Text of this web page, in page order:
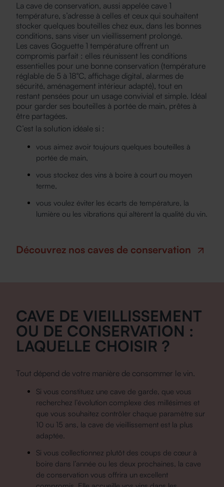
La cave de conservation, aussi appelée cave 1
température, s’adresse à celles et ceux qui souhaitent
stocker quelques bouteilles chez eux, dans les bonnes
conditions, sans viser un vieillissement prolongé.
Les caves Goguette 1 température offrent un
compromis parfait : elles réunissent les conditions
essentielles pour une bonne conservation (température
réglable de 5 à 18°C, affichage digital, alarmes de
sécurité, aménagement intérieur adapté), tout en
restant pensées pour un usage convivial et simple. Idéal
pour garder ses bouteilles à portée de main, prêtes à
être partagées.
C’est la solution idéale si :
vous aimez avoir toujours quelques bouteilles à
portée de main,
vous stockez des vins à boire à court ou moyen
terme,
vous voulez éviter les écarts de température, la
lumière ou les vibrations qui altèrent la qualité du vin.
Découvrez nos caves de conservation
CAVE DE VIEILLISSEMENT
OU DE CONSER­VATION :
LAQUELLE CHOISIR ?
Tout dépend de votre manière de consommer le vin.
Si vous constituez une cave de garde, que vous
recherchez l’évolution complexe des millésimes et
que vous souhaitez contrôler chaque paramètre sur
10 ou 15 ans, la cave de vieillissement est la plus
adaptée.
Si vous collectionnez plutôt des coups de cœur à
boire dans l’année ou les deux prochaines, la cave
de conservation vous offrira un excellent